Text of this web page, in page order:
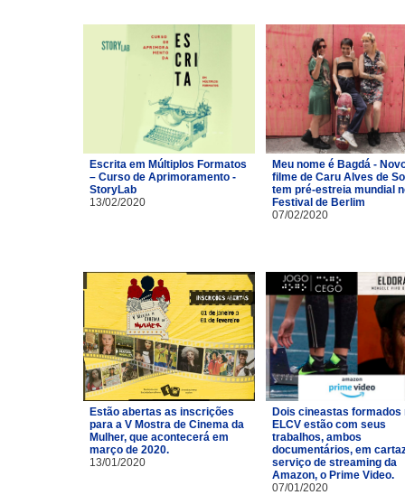
Escrita em Múltiplos Formatos
– Curso de Aprimoramento -
StoryLab
13/02/2020
Meu nome é Bagdá -
filme de Caru Alves de
tem pré-estreia mundial
Festival de Berlim
07/02/2020
Estão abertas as inscrições
para a V Mostra de Cinema da
Mulher, que acontecerá em
março de 2020.
13/01/2020
Dois cineastas formados
ELCV estão com seus
trabalhos, ambos
documentários, em
serviço de streaming da
Amazon, o Prime Video.
07/01/2020